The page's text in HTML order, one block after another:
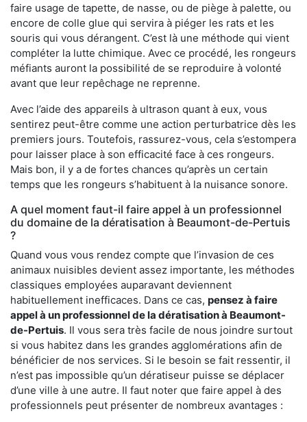
faire usage de tapette, de nasse, ou de piège à palette, ou
encore de colle glue qui servira à piéger les rats et les
souris qui vous dérangent. C’est là une méthode qui vient
compléter la lutte chimique. Avec ce procédé, les rongeurs
méfiants auront la possibilité de se reproduire à volonté
avant que leur repêchage ne reprenne.
Avec l’aide des appareils à ultrason quant à eux, vous
sentirez peut-être comme une action perturbatrice dès les
premiers jours. Toutefois, rassurez-vous, cela s’estompera
pour laisser place à son efficacité face à ces rongeurs.
Mais bon, il y a de fortes chances qu’après un certain
temps que les rongeurs s’habituent à la nuisance sonore.
A quel moment faut-il faire appel à un professionnel
du domaine de la dératisation à Beaumont-de-Pertuis
?
Quand vous vous rendez compte que l’invasion de ces
animaux nuisibles devient assez importante, les méthodes
classiques employées auparavant deviennent
habituellement inefficaces. Dans ce cas, pensez à faire
appel à un professionnel de la dératisation à Beaumont-
de-Pertuis. Il vous sera très facile de nous joindre surtout
si vous habitez dans les grandes agglomérations afin de
bénéficier de nos services. Si le besoin se fait ressentir, il
n’est pas impossible qu’un dératiseur puisse se déplacer
d’une ville à une autre. Il faut noter que faire appel à des
professionnels peut présenter de nombreux avantages :